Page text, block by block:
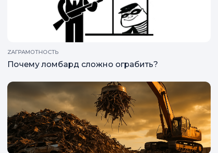
ZAГРАМОТНОСТЬ
Почему ломбард сложно ограбить?